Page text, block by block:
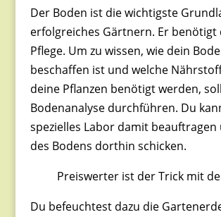
Der Boden ist die wichtigste
erfolgreiches Gärtnern. Er benötigt
Pflege. Um zu wissen, wie dein
beschaffen ist und welche
deine Pflanzen benötigt werden,
Bodenanalyse durchführen. Du
spezielles Labor damit beauftragen
des Bodens dorthin schicken.
Preiswerter ist derTrick mit
Du befeuchtest dazu die